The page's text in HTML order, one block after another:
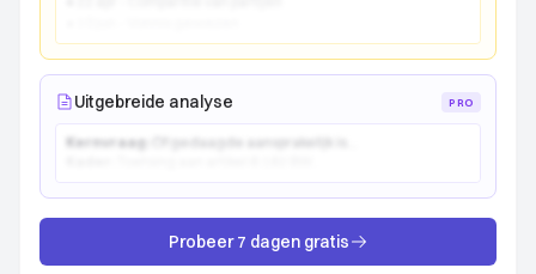
Uitgebreide analyse PRO
Kernvraag:
Probeer 7 dagen gratis